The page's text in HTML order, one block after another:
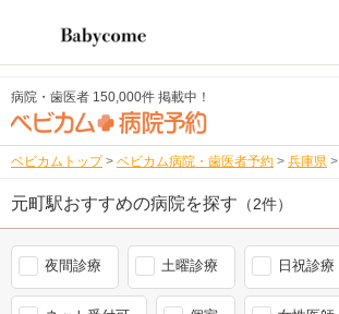
病院・歯医者 150,000件 掲載中！
ベビカムトップ > ベビカム病院・歯医者予約 > 兵庫県 >
元町駅おすすめの病院を探す （2件）
夜間診療 土曜診療 日祝診療